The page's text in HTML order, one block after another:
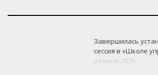
Завершилась
сессия в «Школе
24 июля 2026